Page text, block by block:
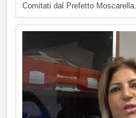
Comitati dal Prefetto